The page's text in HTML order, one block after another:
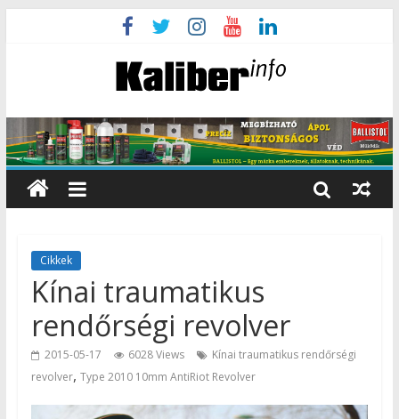
Cikkek
Kínai traumatikus
rendőrségi revolver
2015-05-17 6028 Views
Kínai traumatikus rendőrségi
revolver, Type 2010 10mm AntiRiot Revolver